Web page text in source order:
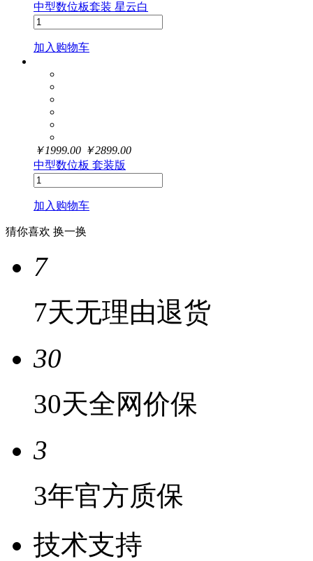
中型数位板套装 星云白
加入购物车
￥1999.00 ￥2899.00
中型数位板 套装版
加入购物车
猜你喜欢 换一换
7
7天无理由退货
30
30天全网价保
3
3年官方质保
技术支持